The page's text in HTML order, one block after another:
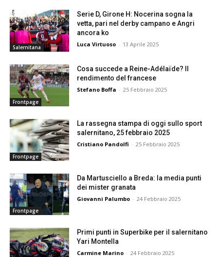
Salernitana
Serie D, Girone H: Nocerina sogna la
vetta, pari nel derby campano e Angri
ancora ko
Luca Virtuoso - 13 Aprile 2025
Frontpage
Cosa succede a Reine-Adélaïde? Il
rendimento del francese
Stefano Boffa - 25 Febbraio 2025
Frontpage
La rassegna stampa di oggi sullo sport
salernitano, 25 febbraio 2025
Cristiano Pandolfi - 25 Febbraio 2025
Frontpage
Da Martusciello a Breda: la media punti
dei mister granata
Giovanni Palumbo - 24 Febbraio 2025
Primi punti in Superbike per il salernitano
Yari Montella
Carmine Marino - 24 Febbraio 2025